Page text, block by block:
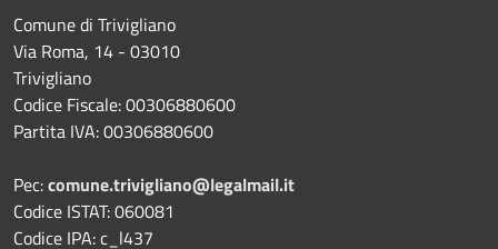
Comune di Trivigliano
Via Roma, 14 - 03010
Trivigliano
Codice Fiscale: 00306880600
Partita IVA: 00306880600
Pec:comune.trivigliano@legalmail.it
Codice ISTAT: 060081
Codice IPA: c_l437